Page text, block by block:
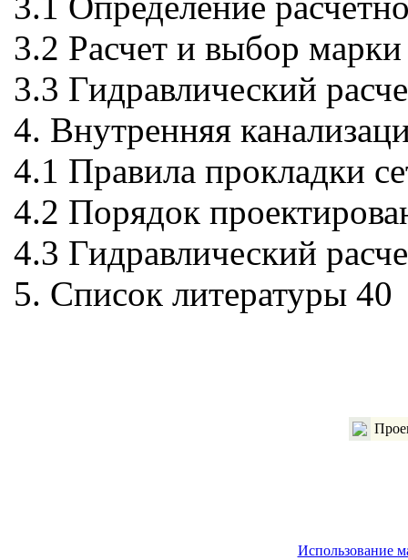
3.2 Расчет и выбор марки
3.3 Гидравлический
4. Внутренняя
4.1 Правила прокладки
4.2 Порядок
4.3 Гидравлический
5. Список литературы 40
Использование